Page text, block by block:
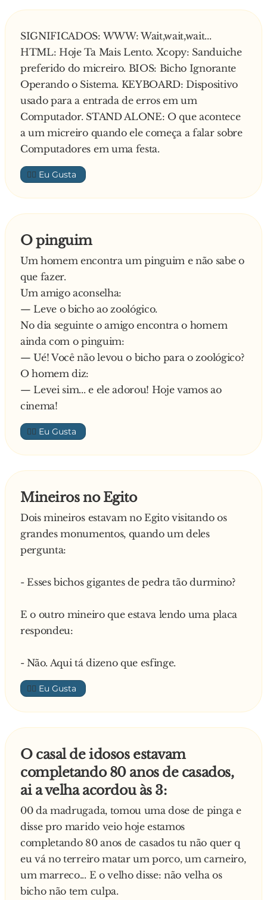
SIGNIFICADOS: WWW: Wait,wait,wait...
HTML: Hoje Ta Mais Lento. Xcopy: Sanduiche
preferido do micreiro. BIOS: Bicho Ignorante
Operando o Sistema. KEYBOARD: Dispositivo
usado para a entrada de erros em um
Computador. STAND ALONE: O que acontece
a um micreiro quando ele começa a falar sobre
Computadores em uma festa.
👍🏼
O pinguim
Um homem encontra um pinguim e não sabe o
que fazer.
Um amigo aconselha:
— Leve o bicho ao zoológico.
No dia seguinte o amigo encontra o homem
ainda com o pinguim:
— Ué! Você não levou o bicho para o zoológico?
O homem diz:
— Levei sim... e ele adorou! Hoje vamos ao
cinema!
👍🏼
Mineiros no Egito
Dois mineiros estavam no Egito visitando os
grandes monumentos, quando um deles
pergunta:
- Esses bichos gigantes de pedra tão durmino?
E o outro mineiro que estava lendo uma placa
respondeu:
- Não. Aqui tá dizeno que esfinge.
👍🏼
O casal de idosos estavam
completando 80 anos de casados,
ai a velha acordou às 3:
00 da madrugada, tomou uma dose de pinga e
disse pro marido veio hoje estamos
completando 80 anos de casados tu não quer q
eu vá no terreiro matar um porco, um carneiro,
um marreco... E o velho disse: não velha os
bicho não tem culpa.